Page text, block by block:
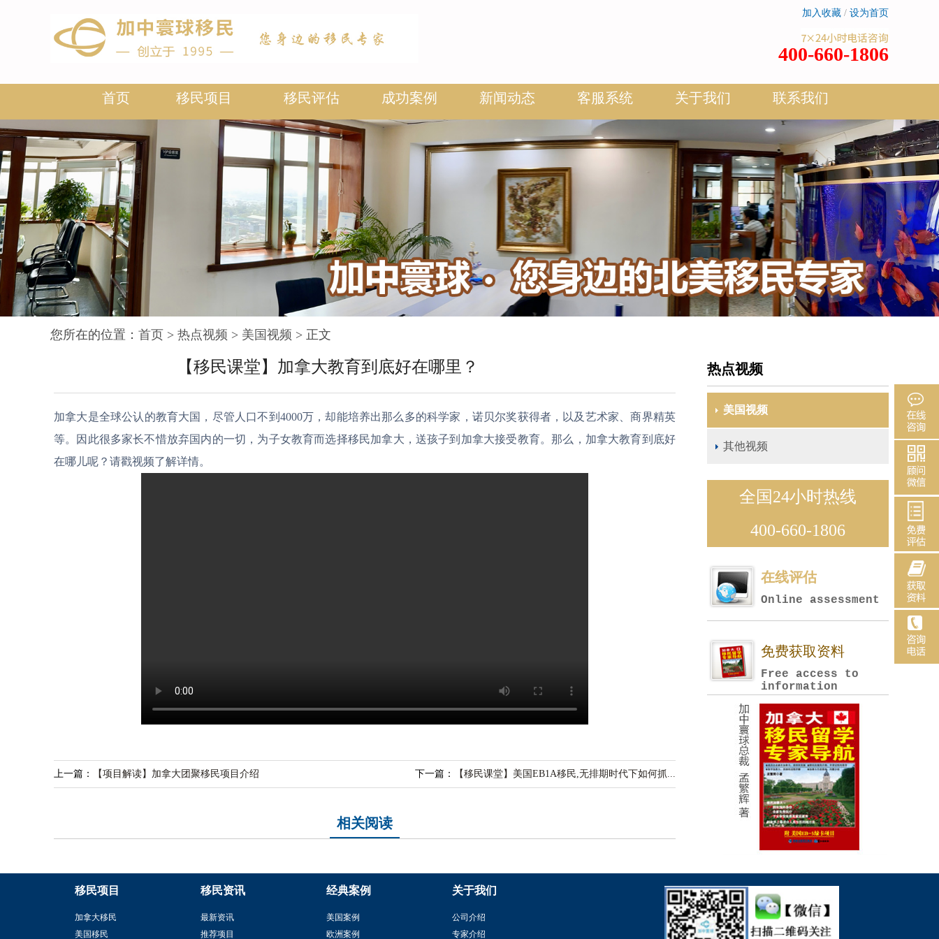
加入收藏 / 设为首页
400-660-1806
首页 移民项目 移民评估 成功案例 新闻动态 客服系统 关于我们 联系我们
您所在的位置： 首页 > 热点视频 > 美国视频 > 正文
热点视频
美国视频
其他视频
全国24小时热线
400-660-1806
在线评估
Online assessment
免费获取资料
Free access to
information
【移民课堂】加拿大教育到底好在哪里？
加拿大是全球公认的教育大国，尽管人口不到4000万，却能培养出那么多的科学家，诺贝尔奖获得者，以及艺术家、商界精英
等。因此很多家长不惜放弃国内的一切，为子女教育而选择移民加拿大，送孩子到加拿大接受教育。那么，加拿大教育到底好
在哪儿呢？请戳视频了解详情。
上一篇： 【项目解读】加拿大团聚移民项目介绍 下一篇： 【移民课堂】美国EB1A移民,无排期时代下如何抓...
相关阅读
移民项目
加拿大移民
美国移民
移民资讯
最新资讯
推荐项目
经典案例
美国案例
欧洲案例
关于我们
公司介绍
专家介绍